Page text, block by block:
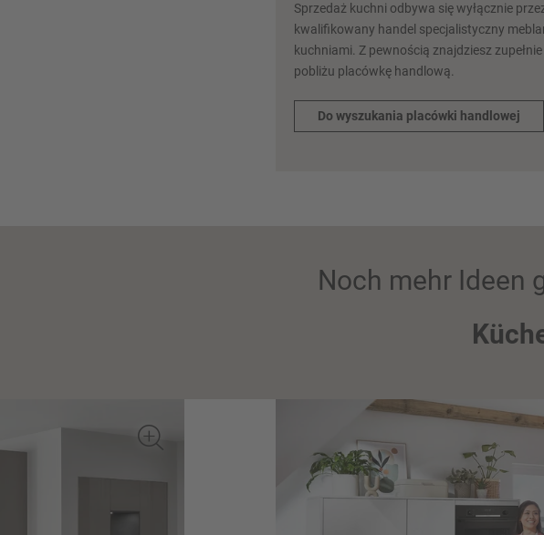
Sprzedaż kuchni odbywa się wyłącznie
kwalifikowany handel specjalistyczny
kuchniami. Z pewnością znajdziesz
pobliżu placówkę handlową.
Do wyszukania placówki handlowej
Noch mehr Ideen